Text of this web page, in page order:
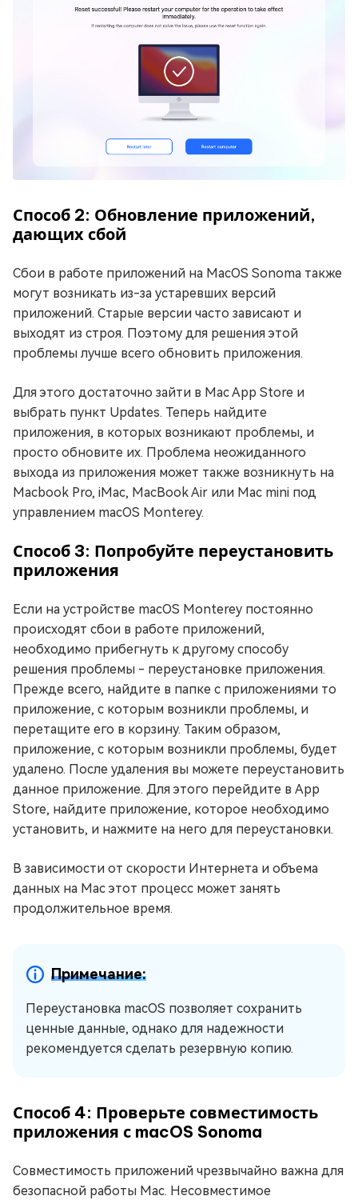
Способ 2: Обновление приложений,
дающих сбой
Сбои в работе приложений на MacOS Sonoma также
могут возникать из-за устаревших версий
приложений. Старые версии часто зависают и
выходят из строя. Поэтому для решения этой
проблемы лучше всего обновить приложения.
Для этого достаточно зайти в Mac App Store и
выбрать пункт Updates. Теперь найдите
приложения, в которых возникают проблемы, и
просто обновите их. Проблема неожиданного
выхода из приложения может также возникнуть на
Macbook Pro, iMac, MacBook Air или Mac mini под
управлением macOS Monterey.
Способ 3: Попробуйте переустановить
приложения
Если на устройстве macOS Monterey постоянно
происходят сбои в работе приложений,
необходимо прибегнуть к другому способу
решения проблемы - переустановке приложения.
Прежде всего, найдите в папке с приложениями то
приложение, с которым возникли проблемы, и
перетащите его в корзину. Таким образом,
приложение, с которым возникли проблемы, будет
удалено. После удаления вы можете переустановить
данное приложение. Для этого перейдите в App
Store, найдите приложение, которое необходимо
установить, и нажмите на него для переустановки.
В зависимости от скорости Интернета и объема
данных на Mac этот процесс может занять
продолжительное время.
Примечание:
Переустановка macOS позволяет сохранить
ценные данные, однако для надежности
рекомендуется сделать резервную копию.
Способ 4: Проверьте совместимость
приложения с macOS Sonoma
Совместимость приложений чрезвычайно важна для
безопасной работы Mac. Несовместимое